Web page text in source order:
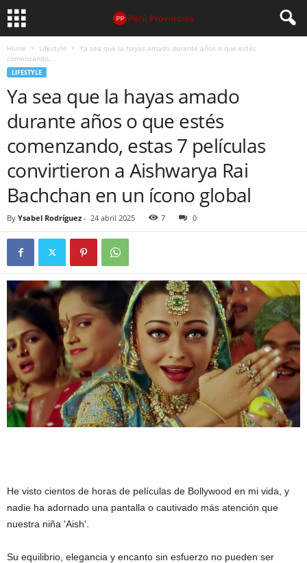
Home Lifestyle
Ya sea que la hayas amado durante años o que estés
comenzando,...
LIFESTYLE
Ya sea que la hayas amado
durante años o que estés
comenzando, estas 7 películas
convirtieron a Aishwarya Rai
Bachchan en un ícono global
By Ysabel Rodríguez - 24 abril 2025 7 0
He visto cientos de horas de películas de Bollywood en mi vida, y
nadie ha adornado una pantalla o cautivado más atención que
nuestra niña 'Aish'.
Su equilibrio, elegancia y encanto sin esfuerzo no pueden ser